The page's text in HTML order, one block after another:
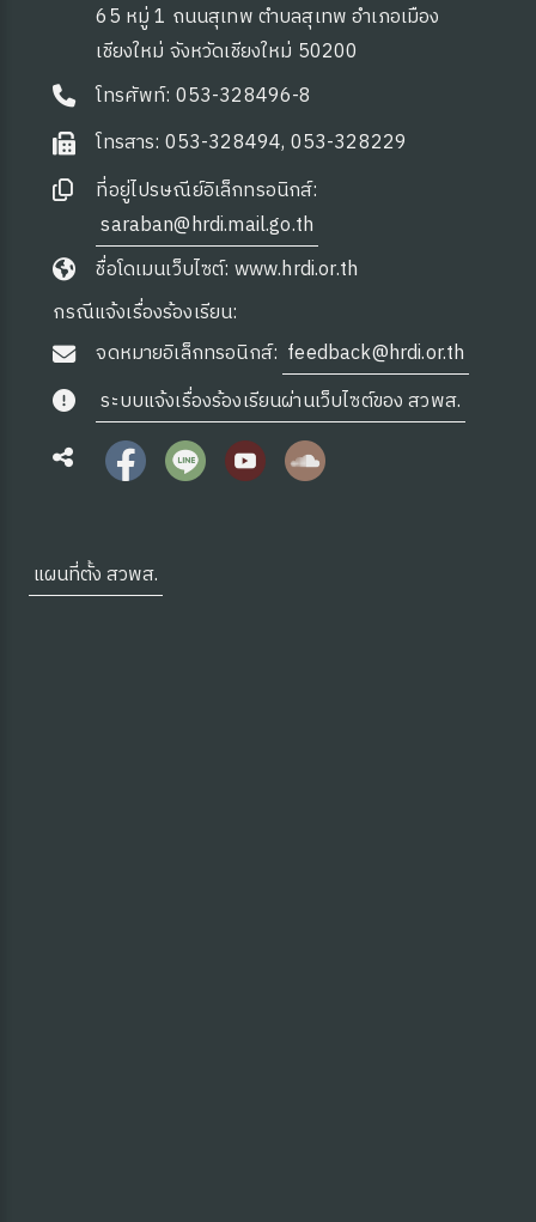
65 หมู่ 1 ถนนสุเทพ ตำบลสุเทพ อำเภอเมือง
เชียงใหม่ จังหวัดเชียงใหม่ 50200
โทรศัพท์: 053-328496-8
โทรสาร: 053-328494, 053-328229
ที่อยู่ไปรษณีย์อิเล็กทรอนิกส์:
saraban@hrdi.mail.go.th
ชื่อโดเมนเว็บไซต์: www.hrdi.or.th
กรณีแจ้งเรื่องร้องเรียน:
จดหมายอิเล็กทรอนิกส์: feedback@hrdi.or.th
ระบบแจ้งเรื่องร้องเรียนผ่านเว็บไซต์ของ สวพส.
แผนที่ตั้ง สวพส.